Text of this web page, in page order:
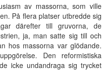
av massorna, som ville
På flera platser utbredde sig
därefter till gruvorna, de
ja, man satte sig till och
hos massorna var glödande.
Den reformistiska
icke undandraga sig trycket